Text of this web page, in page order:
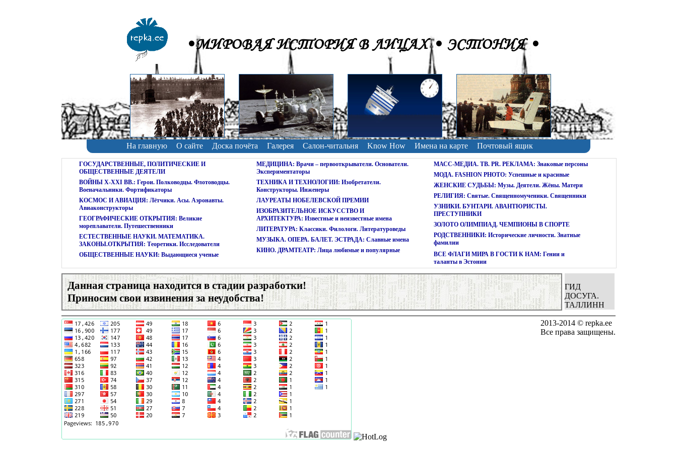
•МИРОВАЯ ИСТОРИЯ В ЛИЦАХ • ЭСТОНИЯ •
На главную О сайте Доска почёта Галерея Салон-читальня Know How Имена на карте Почтовый ящик
ГОСУДАРСТВЕННЫЕ, ПОЛИТИЧЕСКИЕ И
ОБЩЕСТВЕННЫЕ ДЕЯТЕЛИ
ВОЙНЫ X-XXI ВВ.: Герои. Полководцы. Флотоводцы.
Военачальники. Фортификаторы
КОСМОС И АВИАЦИЯ: Лётчики. Асы. Аэронавты.
Авиаконструкторы
ГЕОГРАФИЧЕСКИЕ ОТКРЫТИЯ: Великие
мореплаватели. Путешественники
ЕСТЕСТВЕННЫЕ НАУКИ. МАТЕМАТИКА.
ЗАКОНЫ.ОТКРЫТИЯ: Теоретики. Исследователи
ОБЩЕСТВЕННЫЕ НАУКИ: Выдающиеся ученые
МЕДИЦИНА: Врачи – первооткрыватели. Основатели.
Экспериментаторы
ТЕХНИКА И ТЕХНОЛОГИИ: Изобретатели.
Конструкторы. Инженеры
ЛАУРЕАТЫ НОБЕЛЕВСКОЙ ПРЕМИИ
ИЗОБРАЗИТЕЛЬНОЕ ИСКУССТВО И
АРХИТЕКТУРА: Известные и неизвестные имена
ЛИТЕРАТУРА: Классики. Филологи. Литературоведы
МУЗЫКА. ОПЕРА. БАЛЕТ. ЭСТРАДА: Славные имена
КИНО. ДРАМТЕАТР: Лица любимые и популярные
МАСС-МЕДИА. ТВ. PR. РЕКЛАМА: Знаковые персоны
МОДА. FASHION PHOTO: Успешные и красивые
ЖЕНСКИЕ СУДЬБЫ: Музы. Деятели. Жёны. Матери
РЕЛИГИЯ: Святые. Священномученики. Священники
УЗНИКИ. БУНТАРИ. АВАНТЮРИСТЫ.
ПРЕСТУПНИКИ
ЗОЛОТО ОЛИМПИАД. ЧЕМПИОНЫ В СПОРТЕ
РОДСТВЕННИКИ: Исторические личности. Знатные
фамилии
ВСЕ ФЛАГИ МИРА В ГОСТИ К НАМ: Гении и
таланты в Эстонии
Данная страница находится в стадии разработки!
Приносим свои извинения за неудобства!
ГИД
ДОСУГА.
ТАЛЛИНН
2013-2014 © repka.ee
Все права защищены.